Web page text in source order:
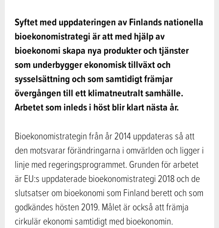
Syftet med uppdateringen av Finlands nationella
bioekonomistrategi är att med hjälp av
bioekonomi skapa nya produkter och tjänster
som underbygger ekonomisk tillväxt och
sysselsättning och som samtidigt främjar
övergången till ett klimatneutralt samhälle.
Arbetet som inleds i höst blir klart nästa år.
Bioekonomistrategin från år 2014 uppdateras så att
den motsvarar förändringarna i omvärlden och ligger i
linje med regeringsprogrammet. Grunden för arbetet
är EU:s uppdaterade bioekonomistrategi 2018 och de
slutsatser om bioekonomi som Finland berett och som
godkändes hösten 2019. Målet är också att främja
cirkulär ekonomi samtidigt med bioekonomin.